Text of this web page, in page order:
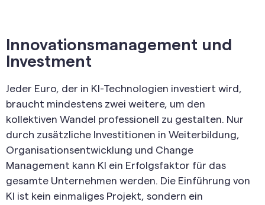
Innovationsmanagement und
Investment
Jeder Euro, der in KI-Technologien investiert wird,
braucht mindestens zwei weitere, um den
kollektiven Wandel professionell zu gestalten. Nur
durch zusätzliche Investitionen in Weiterbildung,
Organisationsentwicklung und Change
Management kann KI ein Erfolgsfaktor für das
gesamte Unternehmen werden. Die Einführung von
KI ist kein einmaliges Projekt, sondern ein